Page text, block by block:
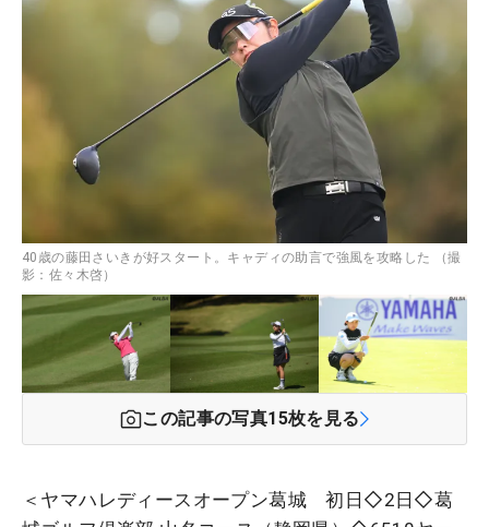
40歳の藤田さいきが好スタート。キャディの助言で強風を攻略した （撮
影：佐々木啓）
この記事の写真15枚を見る
＜ヤマハレディースオープン葛城 初日◇2日◇葛